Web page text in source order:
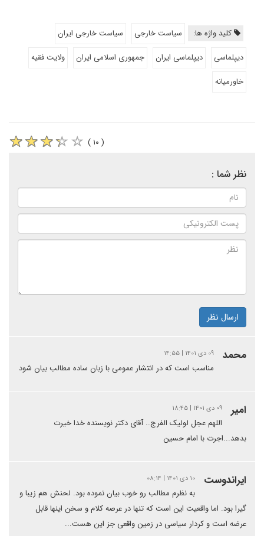
کلید واژه ها: سیاست خارجی
سیاست خارجی ایران
دیپلماسی
دیپلماسی ایران جمهوری اسلامی ایران
ولایت فقیه
خاورمیانه
( ۱۰ )
نظر شما :
ارسال نظر
محمد ۰۹ دی ۱۴۰۱ | ۱۴:۵۵
مناسب است که در انتشار عمومی با زبان ساده مطالب بیان شود
امیر ۰۹ دی ۱۴۰۱ | ۱۸:۴۵
اللهم عجل لولیک الفرج.. آقای دکتر نویسنده خدا خیرت
بدهد...اجرت با امام حسین
ایراندوست ۱۰ دی ۱۴۰۱ | ۰۸:۱۴
به نظرم مطالب رو خوب بیان نموده بود. لحنش هم زیبا و
گیرا بود. اما واقعیت این است که تنها در عرصه کلام و سخن اینها قابل
عرضه است و کردار سیاسی در زمین واقعی جز این هست...